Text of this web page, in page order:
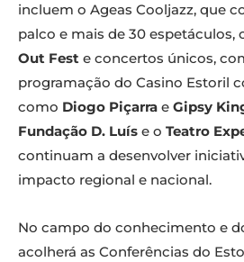
incluem o Ageas Cooljazz, que
palco e mais de 30 espetáculos,
Out Fest e concertos únicos,
programação do Casino Estoril
como Diogo Piçarra e Gipsy
Fundação D. Luís e o Teatro
continuam a desenvolver
impacto regional e nacional.
No campo do conhecimento e
acolherá as Conferências do